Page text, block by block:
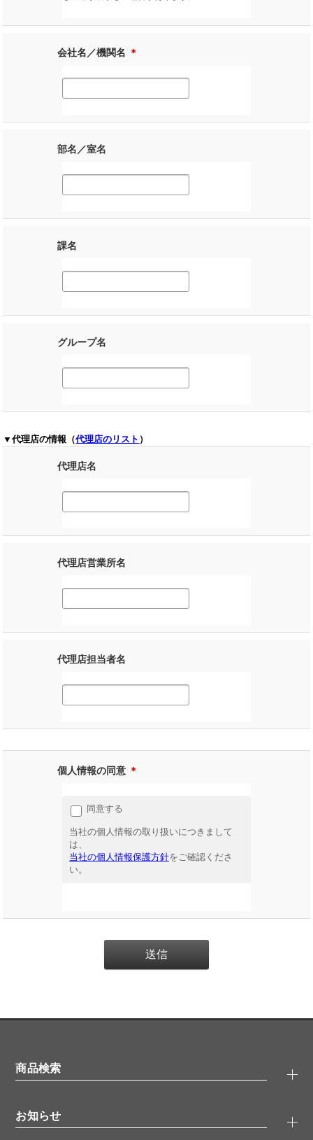
会社名／機関名 ＊
部名／室名
課名
グループ名
▼代理店の情報（代理店のリスト ）
代理店名
代理店営業所名
代理店担当者名
個人情報の同意 ＊
同意する
当社の個人情報の取り扱いにつきまして
は、
当社の個人情報保護方針をご確認くださ
い。
商品検索
タンパク質検索
お知らせ